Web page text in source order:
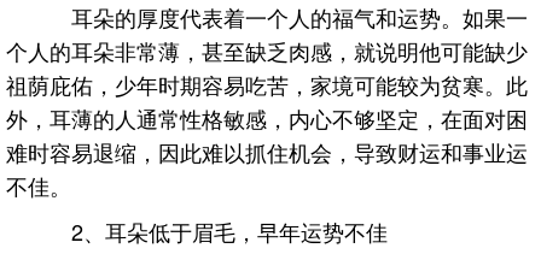
耳朵的厚度代表着一个人的福气和运势。如果一
个人的耳朵非常薄，甚至缺乏肉感，就说明他可能缺少
祖荫庇佑，少年时期容易吃苦，家境可能较为贫寒。此
外，耳薄的人通常性格敏感，内心不够坚定，在面对困
难时容易退缩，因此难以抓住机会，导致财运和事业运
不佳。
2、耳朵低于眉毛，早年运势不佳